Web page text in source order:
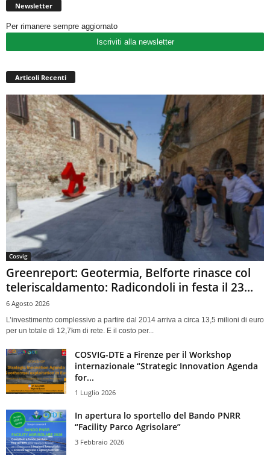
Newsletter
Per rimanere sempre aggiornato
Iscriviti alla newsletter
Articoli Recenti
Cosvig
Greenreport: Geotermia, Belforte rinasce col
teleriscaldamento: Radicondoli in festa il 23...
6 Agosto 2026
L’investimento complessivo a partire dal 2014 arriva a circa 13,5 milioni di euro
per un totale di 12,7km di rete. E il costo per...
COSVIG-DTE a Firenze per il Workshop
internazionale “Strategic Innovation Agenda
for...
1 Luglio 2026
In apertura lo sportello del Bando PNRR
“Facility Parco Agrisolare”
3 Febbraio 2026